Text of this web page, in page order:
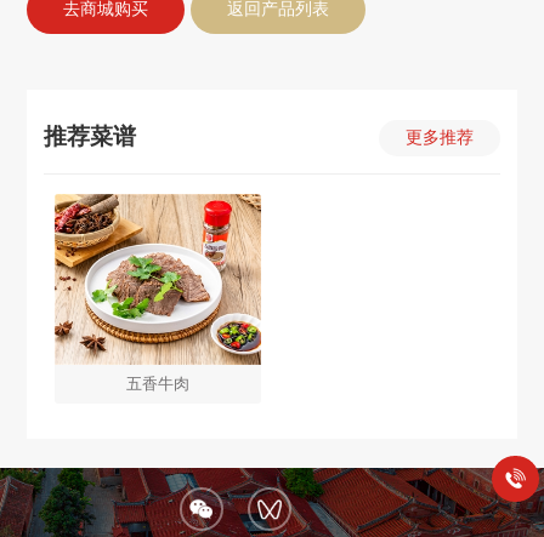
去商城购买 返回产品列表
推荐菜谱 更多推荐
五香牛肉